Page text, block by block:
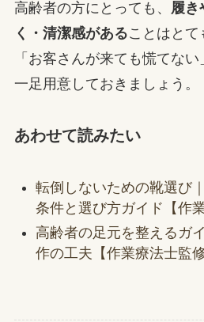
高齢者の方にとっても、
履き
く・清潔感があることはとて
「お客さんが来ても慌てな
一足用意しておきましょう。
あわせて読みたい
転倒しないための靴選び
条件と選び方ガイド【作
高齢者の足元を整えるガ
作の工夫【作業療法士監修